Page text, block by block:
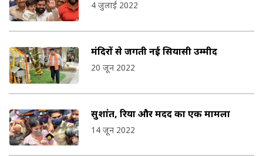
4 जुलाई 2022
मंदिरों से जगती नई सियासी उम्मीद
20 जून 2022
सुशांत, रिया और मदद का एक मामला
14 जून 2022